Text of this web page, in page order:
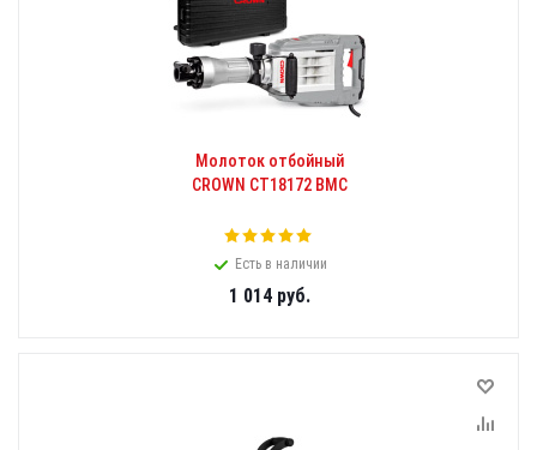
Молоток отбойный
CROWN CT18172 BMC
Есть в наличии
1 014руб.